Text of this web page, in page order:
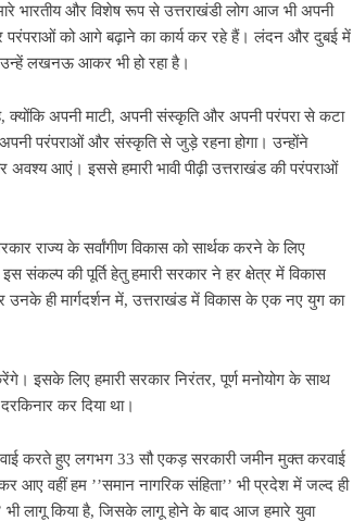
भारतीय और विशेष रूप से उत्तराखंडी लोग आज भी अपनी
परंपराओं को आगे बढ़ाने का कार्य कर रहे हैं। लंदन और दुबई में
उन्हें लखनऊ आकर भी हो रहा है।
अपनी माटी, अपनी संस्कृति और अपनी परंपरा से कटा
परंपराओं और संस्कृति से जुड़े रहना होगा। उन्होंने
आएं। इससे हमारी भावी पीढ़ी उत्तराखंड की परंपराओं
राज्य के सर्वांगीण विकास को सार्थक करने के लिए
संकल्प की पूर्ति हेतु हमारी सरकार ने हर क्षेत्र में विकास
उनके ही मार्गदर्शन में, उत्तराखंड में विकास के एक नए युग का
इसके लिए हमारी सरकार निरंतर, पूर्ण मनोयोग के साथ
कर दिया था।
करते हुए लगभग 33 सौ एकड़ सरकारी जमीन मुक्त करवाई
वहीं हम ’’समान नागरिक संहिता’’ भी प्रदेश में जल्द ही
लागू किया है, जिसके लागू होने के बाद आज हमारे युवा